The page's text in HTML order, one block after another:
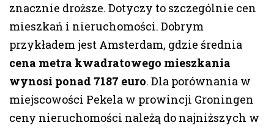
znacznie droższe. Dotyczy to szczególnie cen
mieszkań i nieruchomości. Dobrym
przykładem jest Amsterdam, gdzie średnia
cena metra kwadratowego mieszkania
wynosi ponad 7187 euro. Dla porównania w
miejscowości Pekela w prowincji Groningen
ceny nieruchomości należą do najniższych w